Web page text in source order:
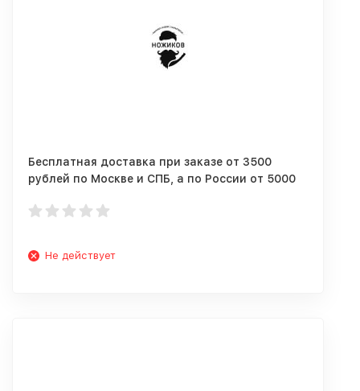
Бесплатная доставка при заказе от 3500
рублей по Москве и СПБ, а по России от 5000
Не действует